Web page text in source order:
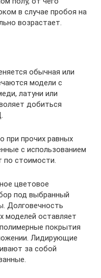
в случае пробоя на
возрастает.
обычная или
модели с
латуни или
добиться
при прочих равных
с использованием
по стоимости.
цветовое
под выбранный
Долговечность
моделей оставляет
покрытия
Лидирующие
за собой